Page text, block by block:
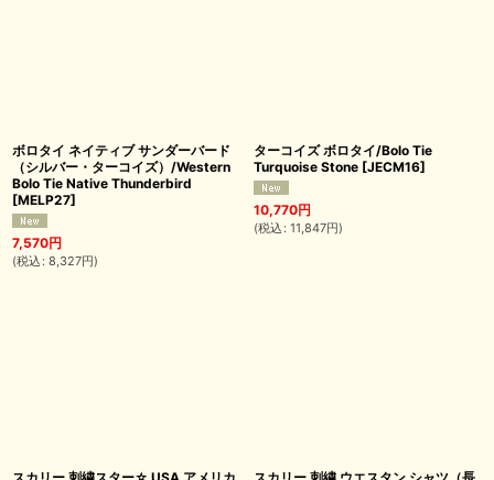
ボロタイ ネイティブ サンダーバード
（シルバー・ターコイズ）/Western
Bolo Tie Native Thunderbird
[MELP27]
7,570円
(税込 : 8,327円)
ターコイズ ボロタイ/Bolo Tie
Turquoise Stone [JECM16]
10,770円
(税込 : 11,847円)